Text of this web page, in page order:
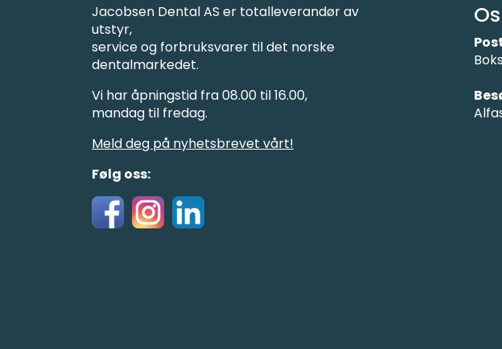
Jacobsen Dental AS er totalleverandør av
utstyr,
service og forbruksvarer til det norske
dentalmarkedet.
Vi har åpningstid fra 08.00 til 16.00,
mandag til fredag.
Meld deg på nyhetsbrevet vårt!
Følg oss: